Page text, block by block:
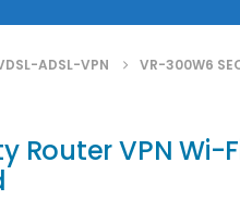
ADSL-VPN VR-300W6
Router VPN Wi-